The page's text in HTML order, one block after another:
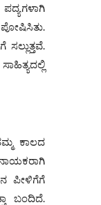
ಪೋಷಿಸಿತು.
ಕಾಲದ
ಪೀಳಿಗೆಗೆ
ಬಂದಿದೆ.